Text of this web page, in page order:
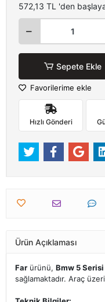
572,13 TL 'den
Sepete Ekle
Favorilerime ekle
Hızlı Gönderi
Ürün Açıklaması
Far ürünü, Bmw 5 Serisi
sağlamaktadır. Araç